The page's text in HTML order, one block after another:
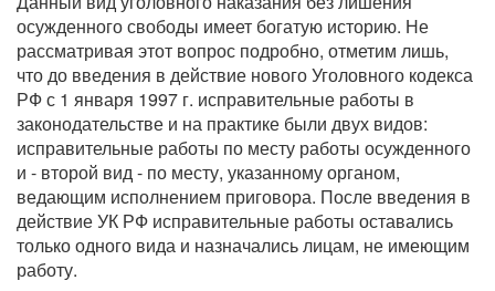
осужденного свободы имеет богатую историю. Не
рассматривая этот вопрос подробно, отметим лишь,
что до введения в действие нового Уголовного кодекса
РФ с 1 января 1997 г. исправительные работы в
законодательстве и на практике были двух видов:
исправительные работы по месту работы осужденного
и - второй вид - по месту, указанному органом,
ведающим исполнением приговора. После введения в
действие УК РФ исправительные работы оставались
только одного вида и назначались лицам, не имеющим
работу.